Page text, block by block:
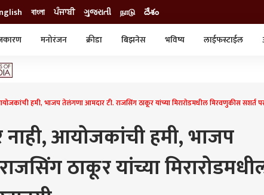
বাংলা ਪੰਜਾਬੀ ગુજરાતી நாடு దేశం
मनोरंजन क्रीडा बिझनेस भविष्य लाईफस्टाईल
हमी, भाजप तेलंगणा आमदार टी. राजसिंग ठाकूर यांच्या मिरारोडमधील मिरवणुकीस सशर्त
नाही, आयोजकांची हमी, भाजप
ठाकूर यांच्या